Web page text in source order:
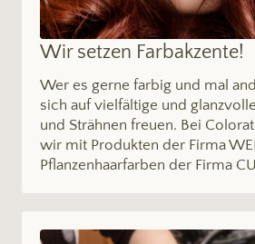
Wir setzen Farbakzente!
Wer es gerne farbig und mal
sich auf vielfältige und
und Strähnen freuen. Bei
wir mit Produkten der Firma
Pflanzenhaarfarben der Firma